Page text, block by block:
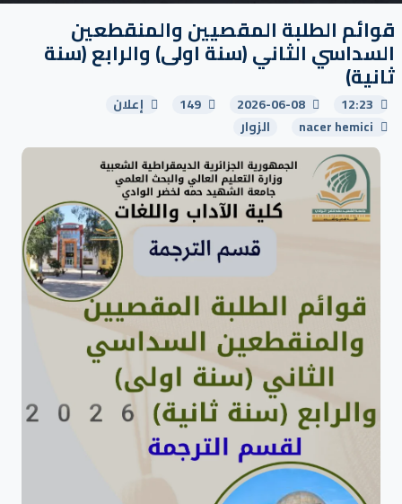
قوائم الطلبة المقصيين والمنقطعين
السداسي الثاني (سنة اولى) والرابع (سنة
ثانية)
12:23
2026-06-08
149
إعلان
nacer hemici
الزوار